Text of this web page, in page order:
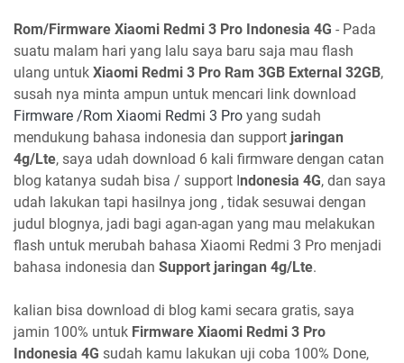
Rom/Firmware Xiaomi Redmi 3 Pro Indonesia 4G - Pada
suatu malam hari yang lalu saya baru saja mau flash
ulang untuk Xiaomi Redmi 3 Pro Ram 3GB External 32GB,
susah nya minta ampun untuk mencari link download
Firmware /Rom Xiaomi Redmi 3 Pro yang sudah
mendukung bahasa indonesia dan support jaringan
4g/Lte, saya udah download 6 kali firmware dengan catan
blog katanya sudah bisa / support Indonesia 4G, dan saya
udah lakukan tapi hasilnya jong , tidak sesuwai dengan
judul blognya, jadi bagi agan-agan yang mau melakukan
flash untuk merubah bahasa Xiaomi Redmi 3 Pro menjadi
bahasa indonesia dan Support jaringan 4g/Lte.
kalian bisa download di blog kami secara gratis, saya
jamin 100% untuk Firmware Xiaomi Redmi 3 Pro
Indonesia 4G sudah kamu lakukan uji coba 100% Done,